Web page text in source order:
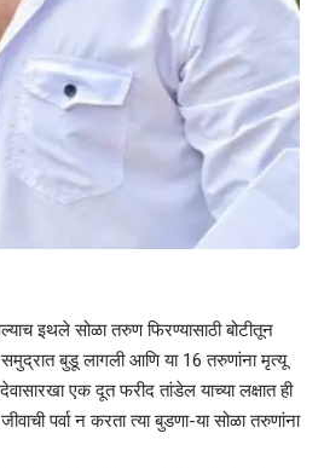
इथले सोळा तरुण फिरण्यासाठी बोटीतून
समुद्रात बुडू लागली आणि या 16 तरुणांना मृत्यू
एक दूत फरीद तांडेल याच्या लक्षात ही
पर्वा न करता त्या बुडणा-या सोळा तरुणांना